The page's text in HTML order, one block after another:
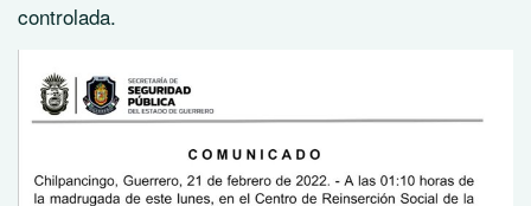
controlada.